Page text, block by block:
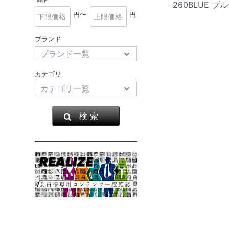
円〜
円
ブランド
カテゴリ
検 索
260BLUE ブ